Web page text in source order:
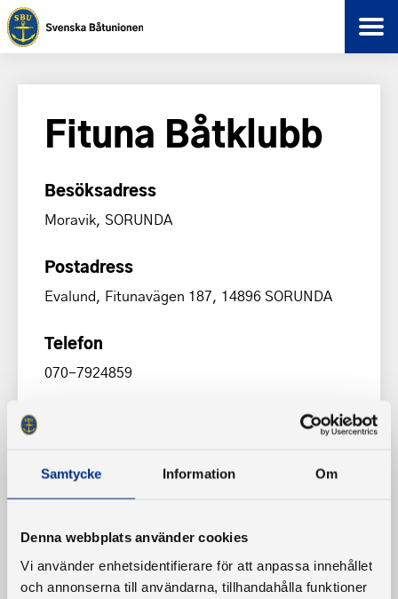
Samtycke Information Om
Denna webbplats använder cookies
Vi använder enhetsidentifierare för att anpassa innehållet
och annonserna till användarna, tillhandahålla funktioner
Fituna Båtklubb
Besöksadress
Moravik, SORUNDA
Postadress
Evalund, Fitunavägen 187, 14896 SORUNDA
Telefon
070-7924859